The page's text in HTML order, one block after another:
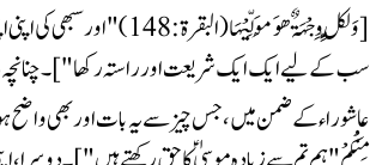
سب کےلیے ایک ایک شریعت اور راستہ رکھا"]۔ چنانچہ